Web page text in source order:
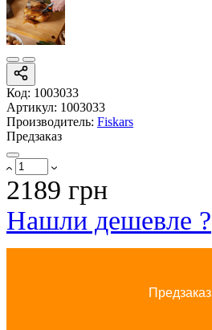
Код: 1003033
Артикул: 1003033
Производитель: Fiskars
Предзаказ
2189 грн
Нашли дешевле ?
Предзаказ